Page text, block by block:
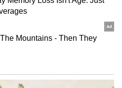
ஜேசன் ராய்,
ராணா (கேப்டன்),
ரசல், சுனில் நரைன்,